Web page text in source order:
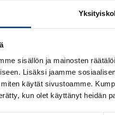
sisällön ja mainosten
Lisäksi jaamme
käytät sivustoamme.
kun olet käyttänyt heidän